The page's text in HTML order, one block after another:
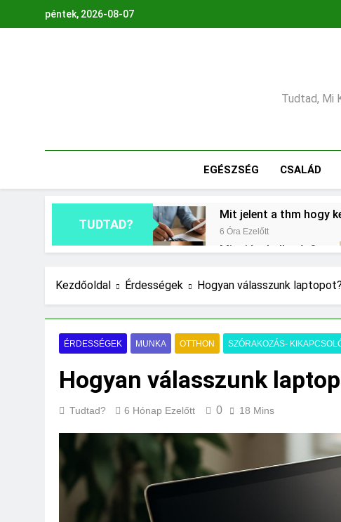
péntek, 2026-08-07
Tudtad, Mi
EGÉSZSÉG CSALÁD
TUDTAD?
Mit jelent a thm hogy
6 Óra Ezelőtt
Mire jó a kollagén?
Mikor kell tetőt cserélni?
Milyen fűtést érdemes
3 Nap Ezelőtt
Kezdőoldal Érdességek Hogyan válasszunk laptopot?
ÉRDESSÉGEK MUNKA OTTHON SZÓRAKOZÁS-
Hogyan válasszunk
Tudtad? 6 Hónap Ezelőtt 0 18 Mins